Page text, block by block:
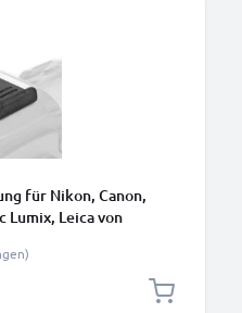
für Nikon, Canon,
Lumix, Leica von